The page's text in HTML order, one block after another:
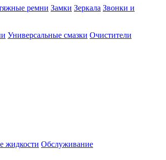
ремни Замки Зеркала Звонки и
Универсальные смазки Очистители
жидкости Обслуживание